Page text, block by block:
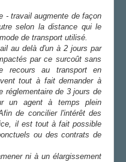
- travail augmente de façon
selon la distance qui le
de transport utilisé.
au delà d'un à 2 jours par
par ce surcoût sans
recours au transport en
tout à fait demander à
réglementaire de 3 jours de
un agent à temps plein
de concilier l'intérêt des
il est tout à fait possible
ou des contrats de
ni à un élargissement